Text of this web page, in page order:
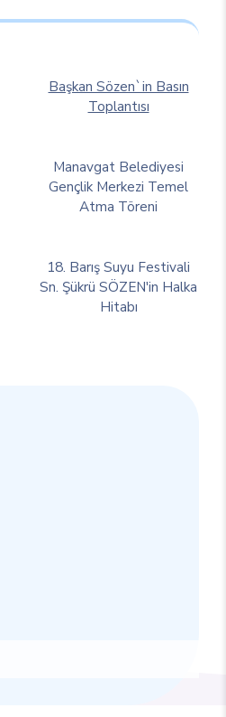
Başkan Sözen`in Basın
Toplantısı
Manavgat Belediyesi
Gençlik Merkezi Temel
Atma Töreni
18. Barış Suyu Festivali
Sn. Şükrü SÖZEN'in Halka
Hitabı